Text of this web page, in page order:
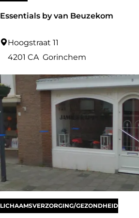
Essentials by van Beuzekom
E
e
n
t
a
l
y
Hoogstraat 11
4201 CA Gorinchem
LICHAAMSVERZORGING/GEZONDHEID